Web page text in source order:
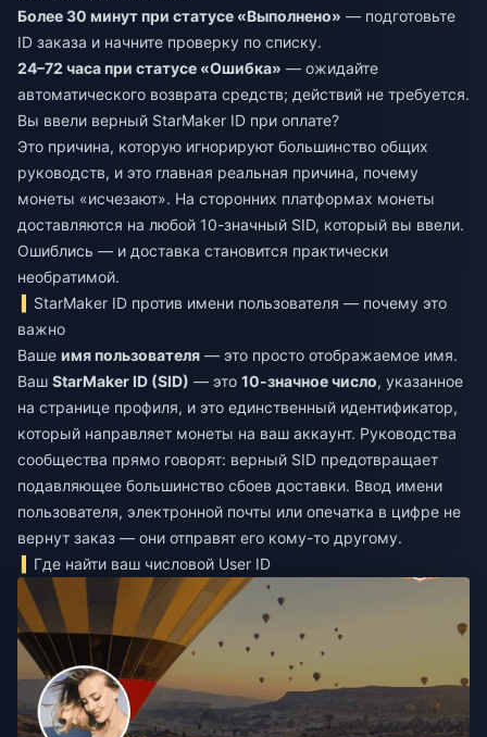
Более 30 минут при статусе «Выполнено» — подготовьте
ID заказа и начните проверку по списку.
24–72 часа при статусе «Ошибка» — ожидайте
автоматического возврата средств; действий не требуется.
Вы ввели верный StarMaker ID при оплате?
Это причина, которую игнорируют большинство общих
руководств, и это главная реальная причина, почему
монеты «исчезают». На сторонних платформах монеты
доставляются на любой 10-значный SID, который вы ввели.
Ошиблись — и доставка становится практически
необратимой.
StarMaker ID против имени пользователя — почему это
важно
Ваше имя пользователя — это просто отображаемое имя.
Ваш StarMaker ID (SID) — это 10-значное число, указанное
на странице профиля, и это единственный идентификатор,
который направляет монеты на ваш аккаунт. Руководства
сообщества прямо говорят: верный SID предотвращает
подавляющее большинство сбоев доставки. Ввод имени
пользователя, электронной почты или опечатка в цифре не
вернут заказ — они отправят его кому-то другому.
Где найти ваш числовой User ID